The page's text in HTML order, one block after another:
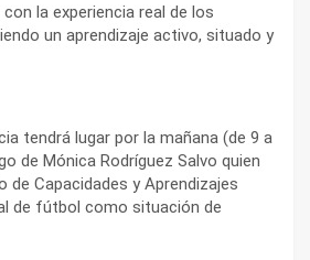
la experiencia real de los
un aprendizaje activo, situado y
tendrá lugar por la mañana (de 9 a
de Mónica Rodríguez Salvo quien
de Capacidades y Aprendizajes
de fútbol como situación de